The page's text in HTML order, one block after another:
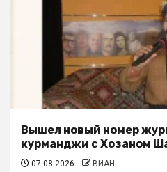
Вышел новый номер
курманджи с Хозаном
07.08.2026 ВИАН